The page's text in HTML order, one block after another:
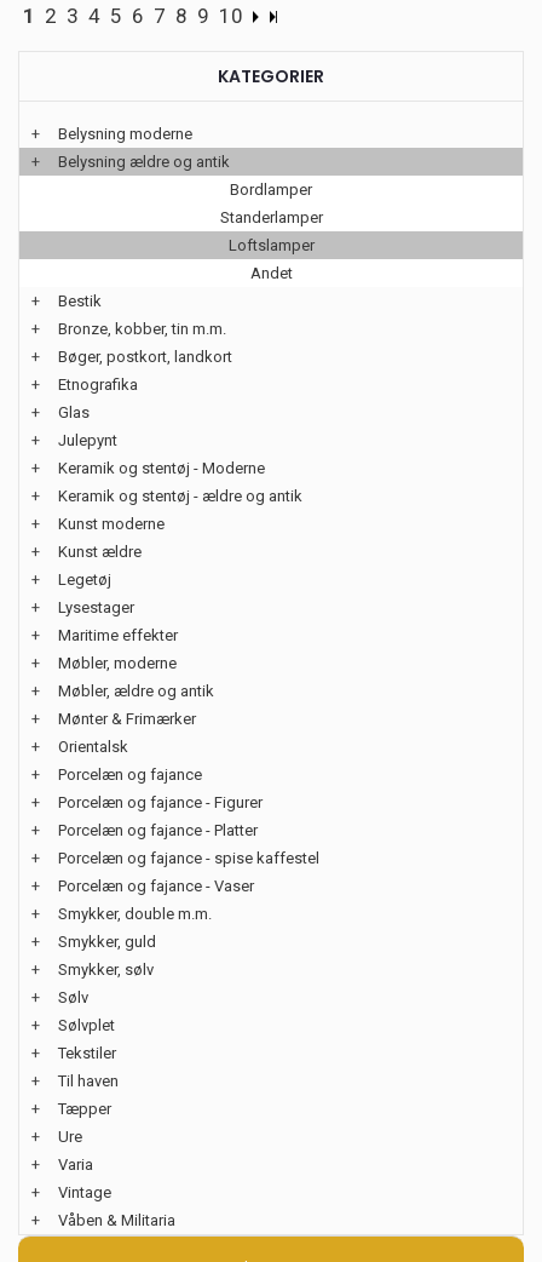
1 2 3 4 5 6 7 8 9 10
KATEGORIER
+
Belysning moderne
+
Belysning ældre og antik
Bordlamper
Standerlamper
Loftslamper
Andet
+
Bestik
+
Bronze, kobber, tin m.m.
+
Bøger, postkort, landkort
+
Etnografika
+
Glas
+
Julepynt
+
Keramik og stentøj - Moderne
+
Keramik og stentøj - ældre og antik
+
Kunst moderne
+
Kunst ældre
+
Legetøj
+
Lysestager
+
Maritime effekter
+
Møbler, moderne
+
Møbler, ældre og antik
+
Mønter & Frimærker
+
Orientalsk
+
Porcelæn og fajance
+
Porcelæn og fajance - Figurer
+
Porcelæn og fajance - Platter
+
Porcelæn og fajance - spise kaffestel
+
Porcelæn og fajance - Vaser
+
Smykker, double m.m.
+
Smykker, guld
+
Smykker, sølv
+
Sølv
+
Sølvplet
+
Tekstiler
+
Til haven
+
Tæpper
+
Ure
+
Varia
+
Vintage
+
Våben & Militaria